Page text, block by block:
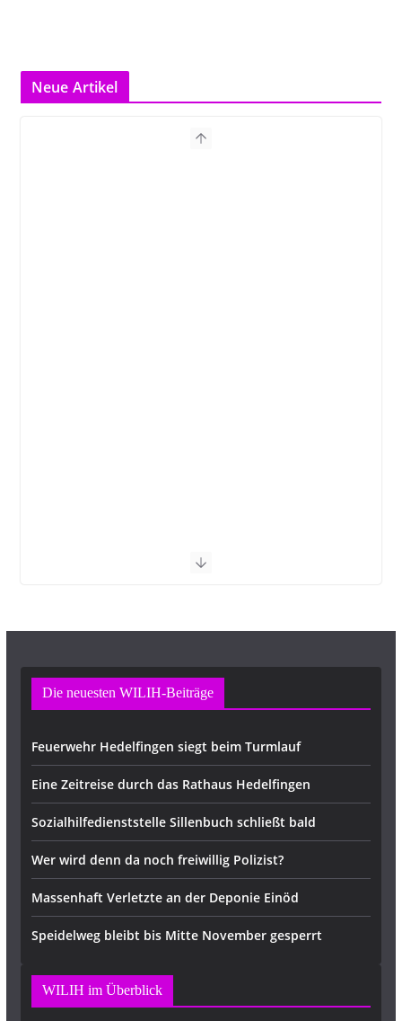
Neue Artikel
Die neuesten WILIH-Beiträge
Feuerwehr Hedelfingen siegt beim Turmlauf
Eine Zeitreise durch das Rathaus Hedelfingen
Sozialhilfedienststelle Sillenbuch schließt bald
Wer wird denn da noch freiwillig Polizist?
Massenhaft Verletzte an der Deponie Einöd
Speidelweg bleibt bis Mitte November gesperrt
WILIH im Überblick